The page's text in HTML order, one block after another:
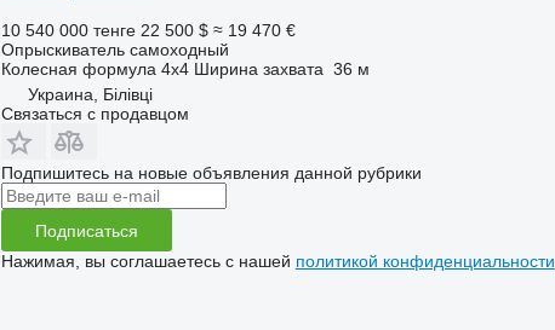
10 540 000 тенге 22 500 $ ≈ 19 470 €
Опрыскиватель самоходный
Колесная формула 4x4 Ширина захвата 36 м
Украина, Білівці
Связаться с продавцом
Подпишитесь на новые объявления данной рубрики
Подписаться
Нажимая, вы соглашаетесь с нашей политикой конфиденциальности